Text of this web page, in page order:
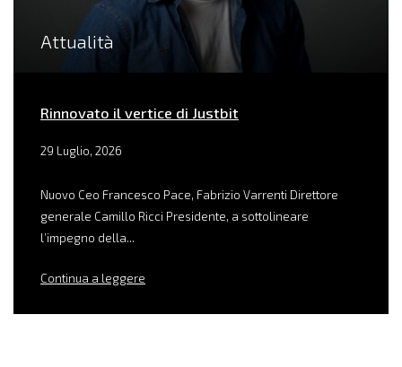
Attualità
Rinnovato il vertice di Justbit
29 Luglio, 2026
Nuovo Ceo Francesco Pace, Fabrizio Varrenti Direttore
generale Camillo Ricci Presidente, a sottolineare
l’impegno della...
Continua a leggere